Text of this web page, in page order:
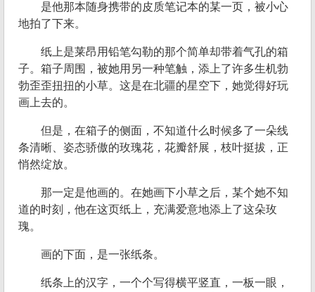
是他那本随身携带的皮质笔记本的某一页，被小心
地拍了下来。
纸上是莱昂用铅笔勾勒的那个简单却带着气孔的箱
子。箱子周围，被她用另一种笔触，添上了许多生机勃
勃歪歪扭扭的小草。这是在北疆的星空下，她觉得好玩
画上去的。
但是，在箱子的侧面，不知道什么时候多了一朵线
条清晰、姿态骄傲的玫瑰花，花瓣舒展，枝叶挺拔，正
悄然绽放。
那一定是他画的。在她画下小草之后，某个她不知
道的时刻，他在这页纸上，充满爱意地添上了这朵玫
瑰。
画的下面，是一张纸条。
纸条上的汉字，一个个写得横平竖直，一板一眼，